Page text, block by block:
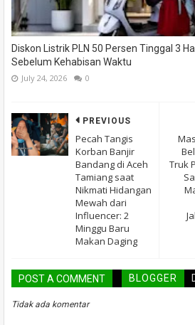
Diskon Listrik PLN 50 Persen Tinggal 3
Sebelum Kehabisan Waktu
July 24, 2026 0
Truk
PREVIOUS
Pecah Tangis
Korban Banjir
Bandang di Aceh
Tamiang saat
Nikmati Hidangan
Mewah dari
Influencer: 2
Minggu Baru
Makan Daging
POST A COMMENT BLOGGER
Tidak ada komentar